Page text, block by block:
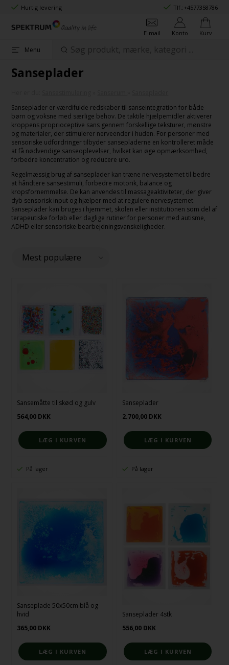
Hurtig levering Tlf.:+4577358786
E-mail Konto Kurv
Menu
Sanseplader
Sanseplader er værdifulde redskaber til sanseintegration for både
børn og voksne med særlige behov. De taktile hjælpemidler aktiverer
kroppens proprioceptive sans gennem forskellige teksturer, mønstre
og materialer, der stimulerer nerveender i huden. For personer med
sensoriske udfordringer tilbyder sansepladerne en kontrolleret måde
at få nødvendige sanseoplevelser, hvilket kan øge opmærksomhed,
forbedre koncentration og reducere uro.
Regelmæssig brug af sanseplader kan træne nervesystemet til bedre
at håndtere sansestimuli, forbedre motorik, balance og
kropsfornemmelse. De kan anvendes til massageaktiviteter, der giver
dyb sensorisk input og hjælper med at regulere nervesystemet.
Sanseplader kan bruges i hjemmet, skolen eller institutionen som del af
terapeutiske forløb eller daglige rutiner for personer med autisme,
ADHD eller sensoriske bearbejdningsvanskeligheder.
Sansemåtte til skød og gulv
564,00 DKK
På lager
Sanseplader
2.700,00 DKK
På lager
Sanseplade 50x50cm blå og
hvid
365,00 DKK
Sanseplader 4stk
556,00 DKK